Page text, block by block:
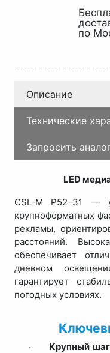
по
Описание
Технические
Запросить
LED
CSL-M P52–31 —
крупноформатных
рекламы,
расстояний.
обеспечивает
дневном
гарантирует
погодных условиях.
· Крупный